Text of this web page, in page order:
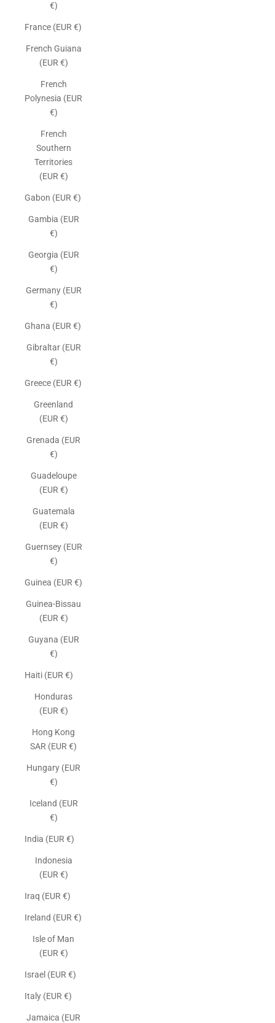
€)
France (EUR €)
French Guiana
(EUR €)
French
Polynesia (EUR
€)
French
Southern
Territories
(EUR €)
Gabon (EUR €)
Gambia (EUR
€)
Georgia (EUR
€)
Germany (EUR
€)
Ghana (EUR €)
Gibraltar (EUR
€)
Greece (EUR €)
Greenland
(EUR €)
Grenada (EUR
€)
Guadeloupe
(EUR €)
Guatemala
(EUR €)
Guernsey (EUR
€)
Guinea (EUR €)
Guinea-Bissau
(EUR €)
Guyana (EUR
€)
Haiti (EUR €)
Honduras
(EUR €)
Hong Kong
SAR (EUR €)
Hungary (EUR
€)
Iceland (EUR
€)
India (EUR €)
Indonesia
(EUR €)
Iraq (EUR €)
Ireland (EUR €)
Isle of Man
(EUR €)
Israel (EUR €)
Italy (EUR €)
Jamaica (EUR